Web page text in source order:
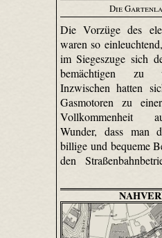
Die
Die Vorzüge des
waren so
im Siegeszuge sich
bemächtigen zu
Inzwischen hatten
Gasmotoren zu
Vollkommenheit
Wunder, dass man
billige und bequeme
den